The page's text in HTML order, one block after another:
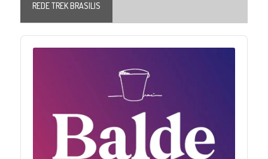
REDE TREK BRASILIS
Audio
Player